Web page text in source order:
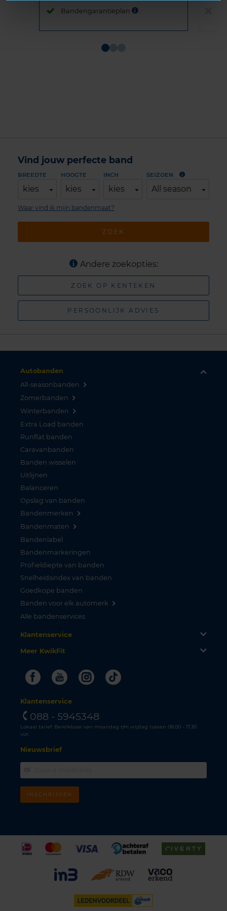
Bandengarantieplan
Vind jouw perfecte band
BREEDTE
kies
HOOGTE
kies
INCH
kies
SEIZOEN
All season
ZOEK
Waar vind ik mijn bandenmaat?
Andere zoekopties:
ZOEK OP KENTEKEN
PERSOONLIJK ADVIES
Autobanden
All-seasonbanden
Zomerbanden
Winterbanden
Extra Load banden
Runflat banden
Caravanbanden
Banden wisselen
Uitlijnen
Balanceren
Opslag van banden
Bandenmerken
Bandenmaten
Bandenlabel
Bandenmarkeringen
Profieldiepte van banden
Snelheidsindex van banden
Goedkope banden
Banden voor elk automerk
Alle bandenservices
Klantenservice
Meer KwikFit
FacebookYoutubeInstagram
Tiktok
Klantenservice
088 - 5945348
Lokaal tarief. Bereikbaar van maandag t/m vrijdag tussen 08.00 - 17.30
uur.
Nieuwsbrief
INSCHRIJVEN